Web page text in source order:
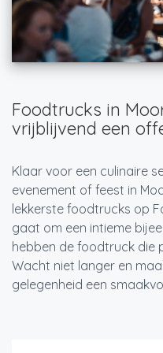
Foodtrucks in
vrijblijvend een
Klaar voor een culinaire
evenement of feest in
lekkerste foodtrucks op
gaat om een intieme
hebben de foodtruck die
Wacht niet langer en
gelegenheid een